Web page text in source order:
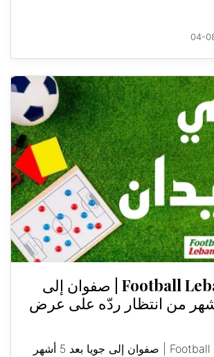
04-
خاص Football Lebanon | صفوان إلى
بعد 5 أشهر من انتظار ردّه على عرض
خاص Football Lebanon | صفوان إلى جويا بعد 5 أشهر